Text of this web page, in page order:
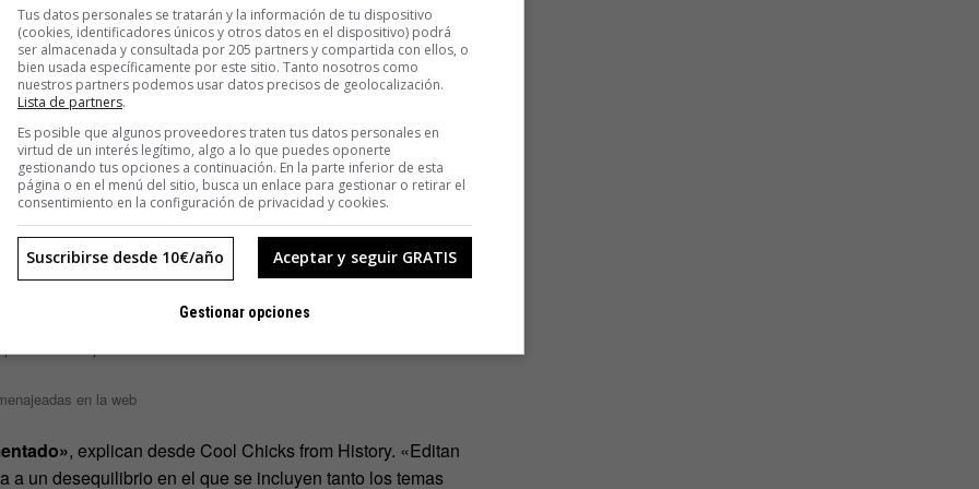
la científica estadounidenseHelene Thomas Bennett
de 2.000 kilómetros y se estableció cerca de la frontera
la zona, desde
IV a.C. Ánite de Tegea, de la que sí hay artículos en la
, aunque con poca información; la política argentina
Lewis Troup, que defendió a los trabajadores en la
pioneras que luchó por el derecho a la educación; o la
portuguesa»
en la web
, explican desde Cool Chicks from History. «Editan
a un desequilibrio en el que se incluyen tanto los temas
Tus datos personales se tratarán y la información de tu dispositivo
(cookies, identificadores únicos y otros datos en el dispositivo) podrá
ser almacenada y consultada por 205 partners y compartida con ellos, o
bien usada específicamente por este sitio. Tanto nosotros como
nuestros partners podemos usar datos precisos de geolocalización.
Lista de partners.
Es posible que algunos proveedores traten tus datos personales en
virtud de un interés legítimo, algo a lo que puedes oponerte
gestionando tus opciones a continuación. En la parte inferior de esta
página o en el menú del sitio, busca un enlace para gestionar o retirar el
consentimiento en la configuración de privacidad y cookies.
Aceptar y seguir GRATIS
Suscribirse desde 10€/año
Gestionar opciones